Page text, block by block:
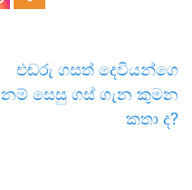
එඬරු ගසත් දෙවියන්ගෙ
නම් සෙසු ගස් ගැන කුමන
කතා ද?